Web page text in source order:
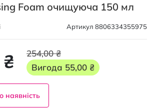
Foam очищуюча 150 мл
Артикул 8806334355975
254,00 ₴
Вигода 55,00 ₴
наявність